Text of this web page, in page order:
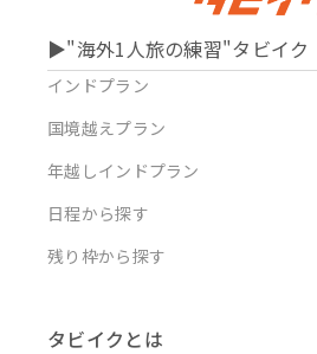
タビイクとは
▶︎"海外1人旅の練習"タビイク
インドプラン
国境越えプラン
年越しインドプラン
日程から探す
残り枠から探す